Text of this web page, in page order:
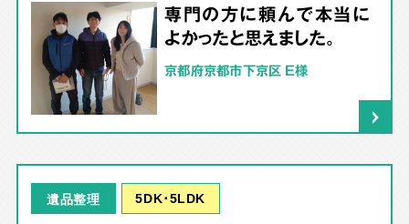
専門の方に頼んで本当に
よかったと思えました。
京都府京都市下京区 E様
遺品整理 5DK･5LDK